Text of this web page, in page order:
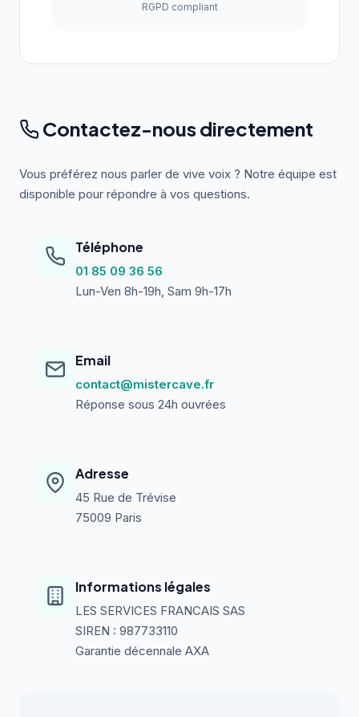
RGPD compliant
Contactez-nous directement
Vous préférez nous parler de vive voix ? Notre équipe est
disponible pour répondre à vos questions.
Téléphone
01 85 09 36 56
Lun-Ven 8h-19h, Sam 9h-17h
Email
contact@mistercave.fr
Réponse sous 24h ouvrées
Adresse
45 Rue de Trévise
75009 Paris
Informations légales
LES SERVICES FRANCAIS SAS
SIREN : 987733110
Garantie décennale AXA